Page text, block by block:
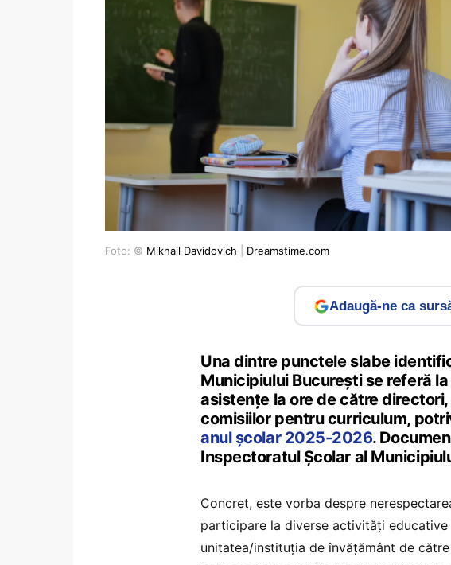
Foto: © Mikhail Davidovich Dreamstime.com
Adaugă-ne ca
Una dintre punctele slabe
Municipiului București se referă
asistențe la ore de către
comisiilor pentru curriculum,
anul școlar 2025-2026.
Inspectoratul Școlar al
Concret, este vorba despre
participare la diverse activităţi
unitatea/instituția de învăţământ de